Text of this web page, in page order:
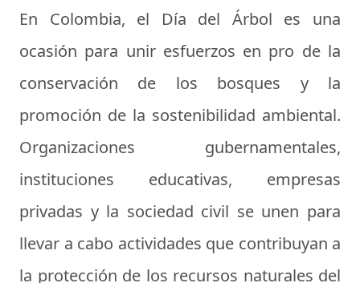
En Colombia, el Día del Árbol es una
ocasión para unir esfuerzos en pro de la
conservación de los bosques y la
promoción de la sostenibilidad ambiental.
Organizaciones gubernamentales,
instituciones educativas, empresas
privadas y la sociedad civil se unen para
llevar a cabo actividades que contribuyan a
la protección de los recursos naturales del